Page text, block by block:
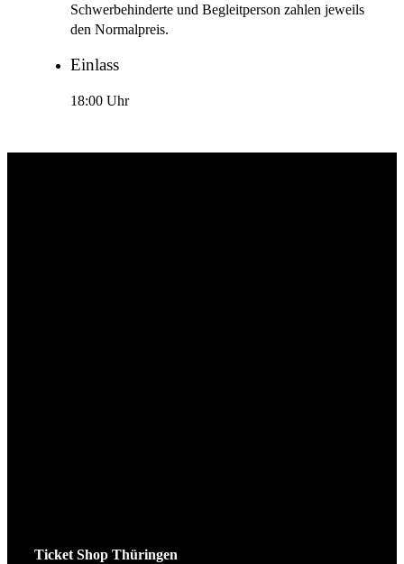
Schwerbehinderte und Begleitperson zahlen jeweils
den Normalpreis.
Einlass
18:00 Uhr
Ticket Shop Thüringen